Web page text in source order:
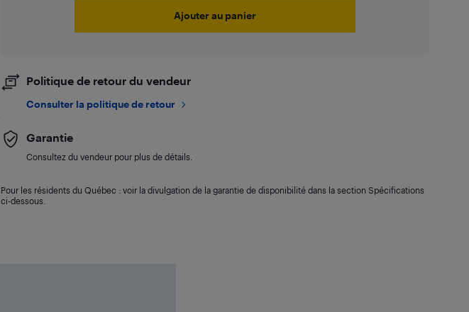
Ajouter au panier
Politique de retour du vendeur
Consulter la politique de retour
Garantie
Consultez du vendeur pour plus de détails.
Pour les résidents du Québec : voir la divulgation de la garantie de disponibilité dans la section Spécifications
ci-dessous.